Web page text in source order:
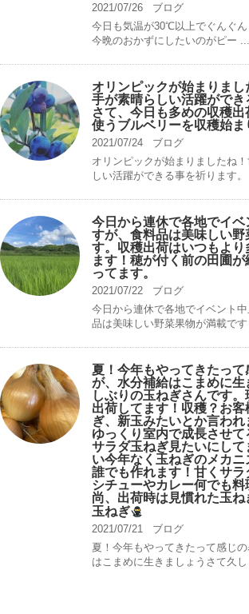
2021/07/26
ブログ
今日も気温が30℃以上でぐんぐ
今晩のおかずにしたいのがピー ...
オリンピックが始まりま
手が素晴らしい活躍ができ
さて、今日も多めの収穫
使うブルベリーを収穫始ま
2021/07/24
ブログ
オリンピックが始まりましたね
しい活躍ができる事を祈ります。
今日から連休で各地でイ
すが、食料品は美味しい
す。収穫出荷はいつもより
ます！穂が付く前の田圃
ってます。
2021/07/22
ブログ
今日から連休で各地でイベント
品は美味しい野菜果物が満載です
夏！今年もやってきたっ
が、水分補給はこまめに生
しぶりの玉ねぎさんです
出荷してます！収穫？お
ぎ、新玉みたいとか言わ
ゆっくり室内で成長させて
サラダ玉ねぎ見たいにして
い今年なく玉ねぎのメカ
誰でも作れます！甘くサラ
シチューやカレー何でも料
尚、出荷時は見慣れた玉
玉ねぎ
2021/07/21
ブログ
夏！今年もやってきたって感じ
はこまめに生きましょうさて久